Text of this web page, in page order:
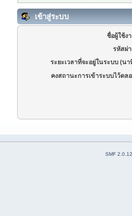
เข้าสู่ระบบ
ชื่อผู้ใช้ง
รหัสผ่
ระยะเวลาที่จะอยู่ในระบบ (นา
คงสถานะการเข้าระบบไว้ตล
SMF 2.0.12